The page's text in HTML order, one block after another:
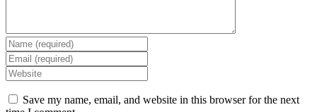
Enter
your
name
or
username
to
Enter
your
email
address
to
Enter
your
websiteSave my name, email, and website in this browser for the next